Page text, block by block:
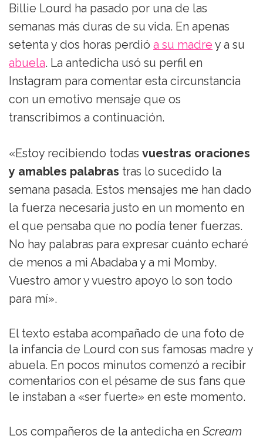
Billie Lourd ha pasado por una de las
semanas más duras de su vida. En apenas
setenta y dos horas perdió a su madre y a su
abuela. La antedicha usó su perfil en
Instagram para comentar esta circunstancia
con un emotivo mensaje que os
transcribimos a continuación.
«Estoy recibiendo todas vuestras oraciones
y amables palabras tras lo sucedido la
semana pasada. Estos mensajes me han dado
la fuerza necesaria justo en un momento en
el que pensaba que no podía tener fuerzas.
No hay palabras para expresar cuánto echaré
de menos a mi Abadaba y a mi Momby.
Vuestro amor y vuestro apoyo lo son todo
para mí».
El texto estaba acompañado de una foto de
la infancia de Lourd con sus famosas madre y
abuela. En pocos minutos comenzó a recibir
comentarios con el pésame de sus fans que
le instaban a «ser fuerte» en este momento.
Los compañeros de la antedicha en Scream